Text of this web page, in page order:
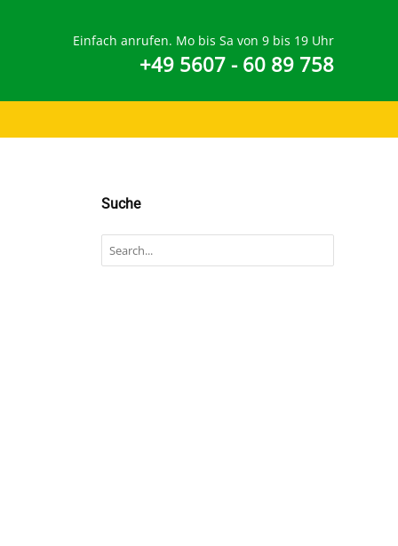
Einfach anrufen. Mo bis Sa von 9 bis 19 Uhr
+49 5607 - 60 89 758
Suche